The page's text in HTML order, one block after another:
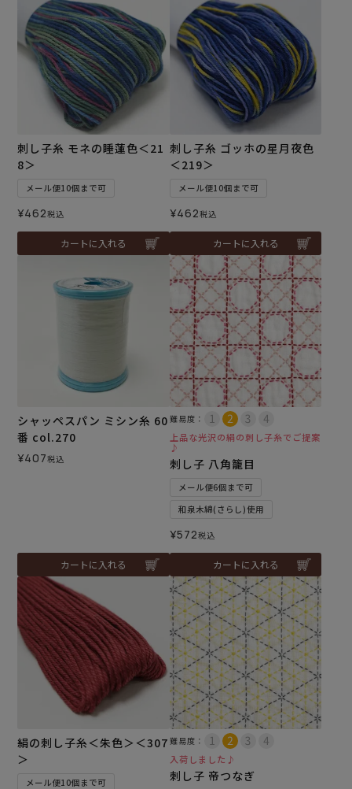
刺し子糸 モネの睡蓮色＜21
8＞
メール便10個まで可
¥462税込
カートに入れる
刺し子糸 ゴッホの星月夜色
＜219＞
メール便10個まで可
¥462税込
カートに入れる
シャッペスパン ミシン糸 60
番 col.270
¥407税込
カートに入れる
難易度：
上品な光沢の絹の刺し子糸でご提案
♪
刺し子 八角籠目
メール便6個まで可
和泉木綿(さらし)使用
¥572税込
カートに入れる
絹の刺し子糸＜朱色＞＜307
＞
メール便10個まで可
難易度：
入荷しました♪
刺し子 帝つなぎ